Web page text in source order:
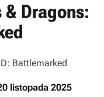
& Dragons:
Battlemarked
listopada 2025